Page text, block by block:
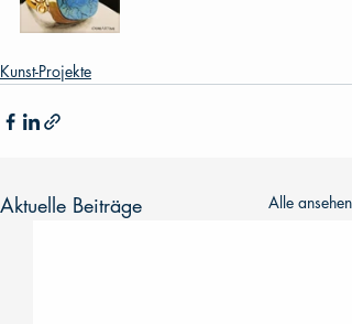
Kunst-Projekte
Aktuelle Beiträge Alle ansehen